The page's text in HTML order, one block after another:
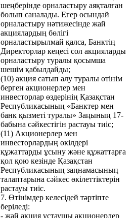
шеңберінде орналастыру аяқталған
болып саналады. Егер осындай
орналастыру нәтижесінде жай
акциялардың бөлігі
орналастырылмай қалса, Банктің
Директорлар кеңесі сол акцияларды
орналастыру туралы қосымша
шешім қабылдайды;
(10) акция сатып алу туралы өтінім
берген акционерлер мен
инвесторлар өздерінің Қазақстан
Республикасының «Банктер мен
банк қызметі туралы» Заңының 17-
бабына сәйкестігін растауы тиіс;
(11) Акционерлер мен
инвесторлардың өкілдері
құжаттарды ұсыну және құжаттарға
қол қою кезінде Қазақстан
Республикасының заңнамасының
талаптарына сәйкес өкілеттіктерін
растауы тиіс.
7. Өтінімдер келесідей тәртіпте
беріледі:
- жай акция ұстаушы акционерлер